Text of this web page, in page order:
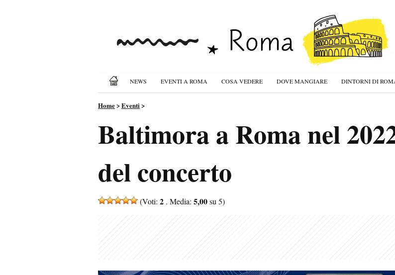
NEWS EVENTI A ROMA COSA VEDERE DOVE MANGIARE DINTORNI DI
Home>Eventi>
Baltimora a Roma nel
del concerto
(Voti: 2 . Media: 5,00su 5)